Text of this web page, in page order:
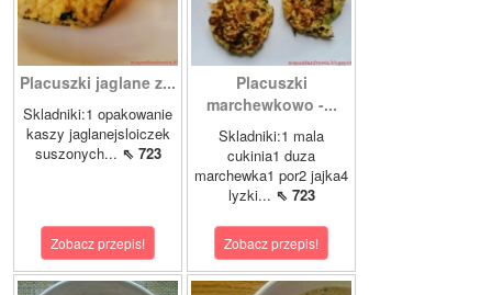
Placuszki jaglane z...
Skladniki:1 opakowanie
kaszy jaglanejsloiczek
suszonych... ⇖ 723
Zobacz przepis!
Placuszki
marchewkowo -...
Skladniki:1 mala
cukinia1 duza
marchewka1 por2 jajka4
lyzki... ⇖ 723
Zobacz przepis!